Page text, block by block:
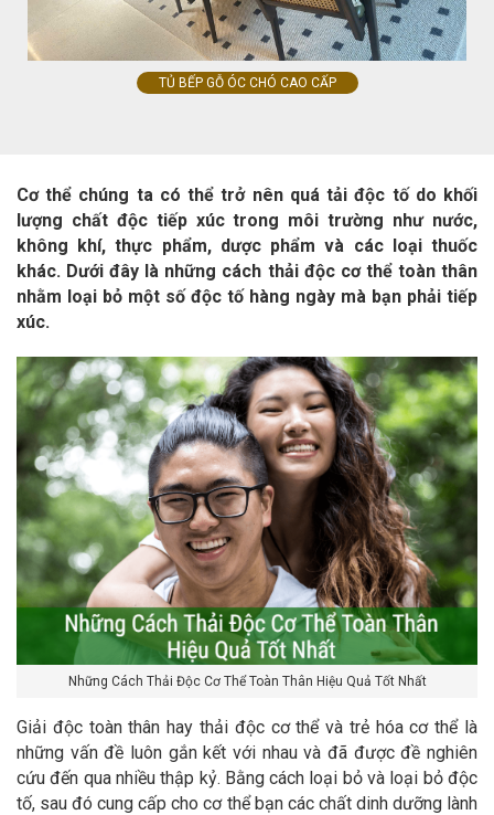
TỦ BẾP GỖ ÓC CHÓ CAO CẤP
Cơ thể chúng ta có thể trở nên quá tải độc tố do khối
lượng chất độc tiếp xúc trong môi trường như nước,
không khí, thực phẩm, dược phẩm và các loại thuốc
khác. Dưới đây là những cách thải độc cơ thể toàn thân
nhằm loại bỏ một số độc tố hàng ngày mà bạn phải tiếp
xúc.
Những Cách Thải Độc Cơ Thể Toàn Thân Hiệu Quả Tốt Nhất
Giải độc toàn thân hay thải độc cơ thể và trẻ hóa cơ thể là
những vấn đề luôn gắn kết với nhau và đã được đề nghiên
cứu đến qua nhiều thập kỷ. Bằng cách loại bỏ và loại bỏ độc
tố, sau đó cung cấp cho cơ thể bạn các chất dinh dưỡng lành